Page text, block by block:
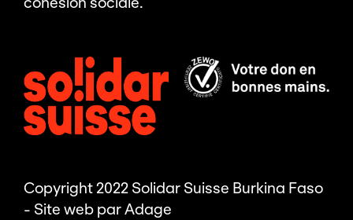
Copyright 2022 Solidar Suisse Burkina Faso
- Site web parAdage